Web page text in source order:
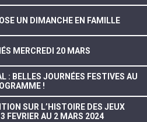
UN DIMANCHE EN FAMILLE
MERCREDI 20 MARS
: BELLES JOURNÉES FESTIVES AU
!
SUR L’HISTOIRE DES JEUX
FEVRIER AU 2 MARS 2024